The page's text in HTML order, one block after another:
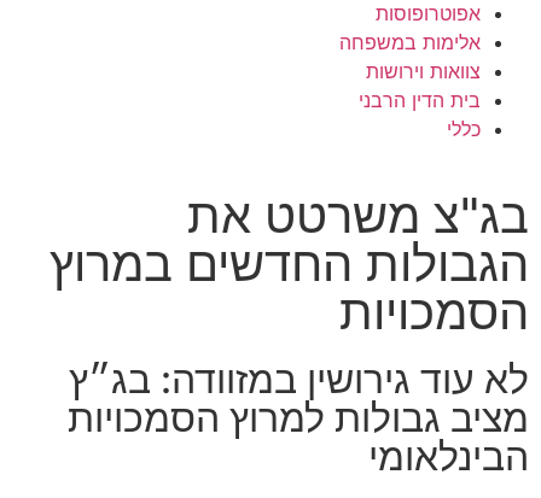
אפוטרופוסות
אלימות במשפחה
צוואות וירושות
בית הדין הרבני
כללי
בג"צ משרטט את
הגבולות החדשים במרוץ
הסמכויות
לא עוד גירושין במזוודה: בג״ץ
מציב גבולות למרוץ הסמכויות
הבינלאומי